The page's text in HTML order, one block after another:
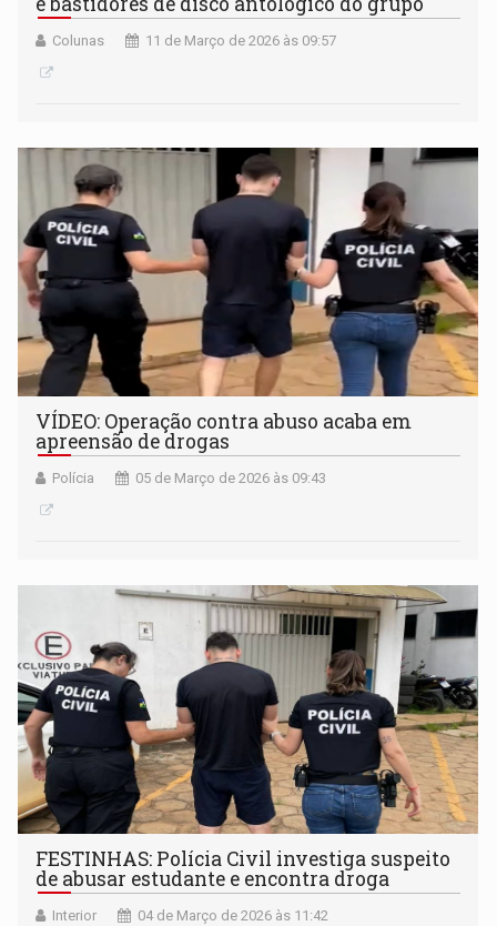
Colunas 11 de Março de 2026 às 09:57
VÍDEO: Operação contra abuso acaba em
apreensão de drogas
Polícia 05 de Março de 2026 às 09:43
FESTINHAS: Polícia Civil investiga suspeito
de abusar estudante e encontra droga
Interior 04 de Março de 2026 às 11:42